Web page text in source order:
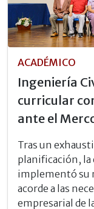
ACADÉMICO
Ingeniería
curricular
ante el
Tras un
planificación, la
implementó su
acorde a las
empresarial de